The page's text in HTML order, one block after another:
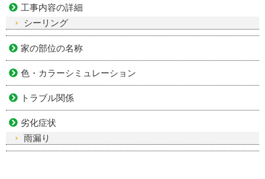
工事内容の詳細
シーリング
家の部位の名称
色・カラーシミュレーション
トラブル関係
劣化症状
雨漏り